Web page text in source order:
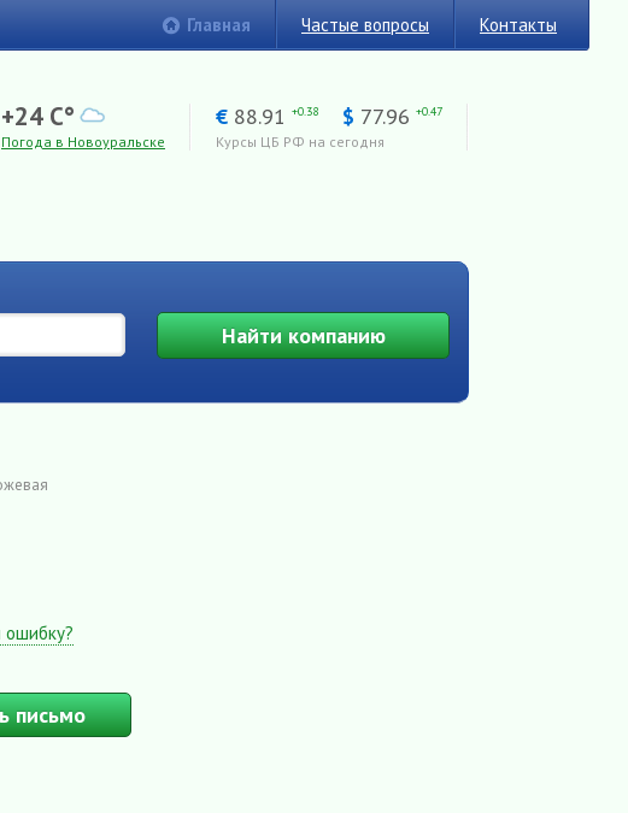
Главная Частые вопросы Контакты
+24 C°
Погода в Новоуральске
€ 88.91 +0.38 $ 77.96 +0.47
Курсы ЦБ РФ на сегодня
Найтикомпанию
письмо